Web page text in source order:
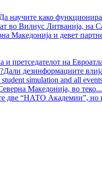
научите како
во Вилнус Литванија, на
Македонија и девет
претседателот на
дезинформациите
simulation and all
Македонија, во теко...
две “НАТО Академии”, но